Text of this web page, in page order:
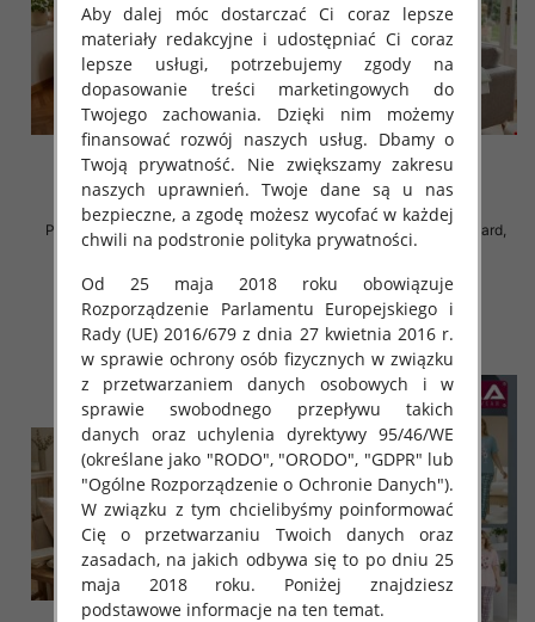
Piżama damska Roz Standard,
Mix kolor Paczka 8 szt
18.00 zł
szczegóły
Piżama damska Roz Standard,
Mix kolor Paczka 8 szt
18.00 zł
szczegóły
Aby dalej móc dostarczać Ci coraz lepsze
materiały redakcyjne i udostępniać Ci coraz
lepsze usługi, potrzebujemy zgody na
dopasowanie treści marketingowych do
Twojego zachowania. Dzięki nim możemy
finansować rozwój naszych usług. Dbamy o
Twoją prywatność. Nie zwiększamy zakresu
naszych uprawnień. Twoje dane są u nas
bezpieczne, a zgodę możesz wycofać w każdej
chwili na podstronie polityka prywatności.
Od 25 maja 2018 roku obowiązuje
Rozporządzenie Parlamentu Europejskiego i
Rady (UE) 2016/679 z dnia 27 kwietnia 2016 r.
w sprawie ochrony osób fizycznych w związku
z przetwarzaniem danych osobowych i w
sprawie swobodnego przepływu takich
danych oraz uchylenia dyrektywy 95/46/WE
(określane jako "RODO", "ORODO", "GDPR" lub
"Ogólne Rozporządzenie o Ochronie Danych").
W związku z tym chcielibyśmy poinformować
Cię o przetwarzaniu Twoich danych oraz
zasadach, na jakich odbywa się to po dniu 25
maja 2018 roku. Poniżej znajdziesz
podstawowe informacje na ten temat.